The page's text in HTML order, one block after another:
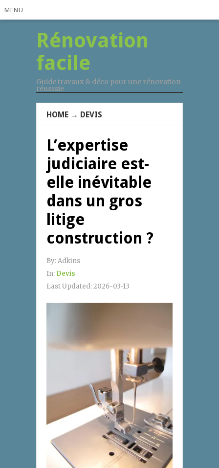
MENU
Rénovation
facile
Guide travaux & déco pour une rénovation
réusssie
HOME → DEVIS
L’expertise
judiciaire est-
elle inévitable
dans un gros
litige
construction ?
By:Adkins
In: Devis
Last Updated:2026-03-13